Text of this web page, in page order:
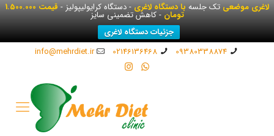
لاغری موضعیتک جلسهبا دستگاه لاغری- دستگاه کرایولیپولیز - قیمت 1.500.000
تومان- کاهش تضمینی سایز
جزئیات دستگاه لاغری
09380338874
02146136468
info@mehrdiet.ir